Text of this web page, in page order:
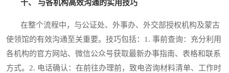
十、 与各机构高效沟通的实用技巧
在整个流程中，与公证处、外事办、外交部授权机构及蒙古
使领馆的有效沟通至关重要。技巧包括：1. 事前查询：充分利用
各机构的官方网站、微信公众号获取最新办事指南、表格和联系
方式。2. 电话确认：在前往办理前，致电咨询材料清单、工作时